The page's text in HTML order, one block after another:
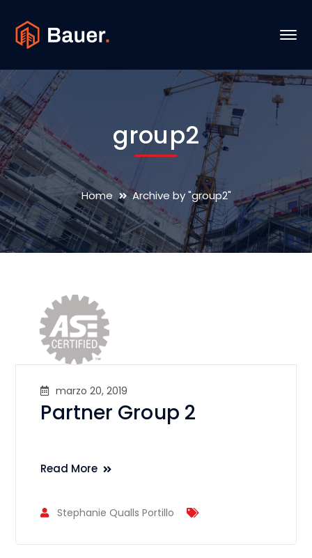
group2
Home Archive by "group2"
marzo 20, 2019
Partner Group 2
Read More
Stephanie Qualls Portillo